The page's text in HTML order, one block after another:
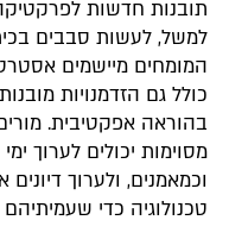
תובנות חדשות
למשל, לעשות סבבים
המומחים מיישמים
כולל גם הזדמנויות
בהוראה אפקטיבית.
מסוימות יכולים לערוך
וכמאמנים, ולערוך
טכנולוגיה כדי